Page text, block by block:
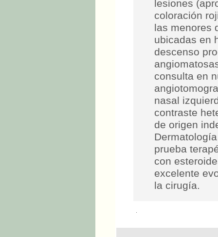
lesiones
coloración
las menores
ubicadas en
descenso
consulta en
nasal
contraste
de origen
prueba
con
excelente
la cirugía.